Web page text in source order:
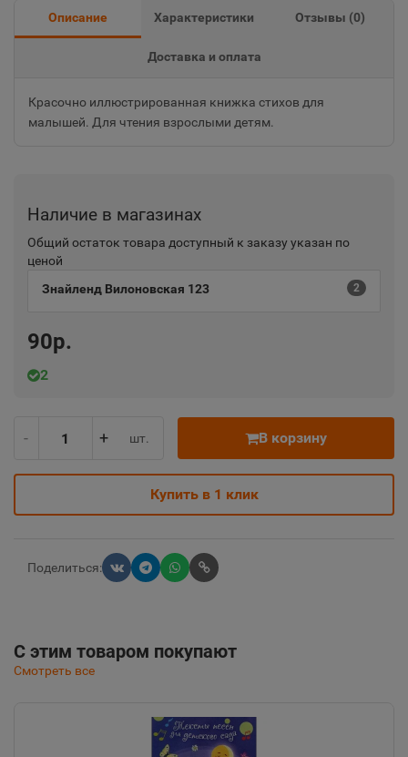
Описание Характеристики Отзывы (0)
Доставка и оплата
Красочно иллюстрированная книжка стихов для
малышей. Для чтения взрослыми детям.
Наличие в магазинах
Общий остаток товара доступный к заказу указан по
ценой
Знайленд Вилоновская 123
2
90р.
2
- + шт. В корзину
Купить в 1 клик
Поделиться:
С этим товаром покупают
Смотреть все